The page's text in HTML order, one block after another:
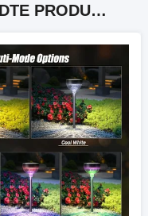
VERWANDTE PRODUKTE